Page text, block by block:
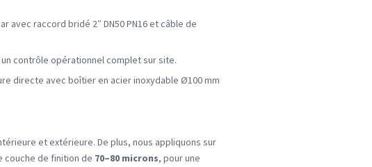
avec raccord bridé 2″ DN50 PN16 et câble de
contrôle opérationnel complet sur site.
directe avec boîtier en acier inoxydable Ø100 mm
et extérieure. De plus, nous appliquons sur
couche de finition de 70–80 microns, pour une